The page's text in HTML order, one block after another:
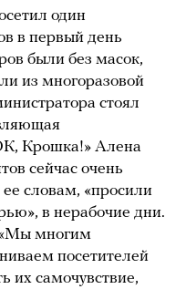
один
в первый день
были без масок,
из многоразовой
стоял
Крошка!» Алена
сейчас очень
словам, «просили
в нерабочие дни.
«Мы многим
посетителей
их самочувствие,